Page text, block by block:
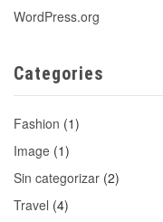
WordPress.org
Categories
Fashion (1)
Image (1)
Sin categorizar (2)
Travel (4)